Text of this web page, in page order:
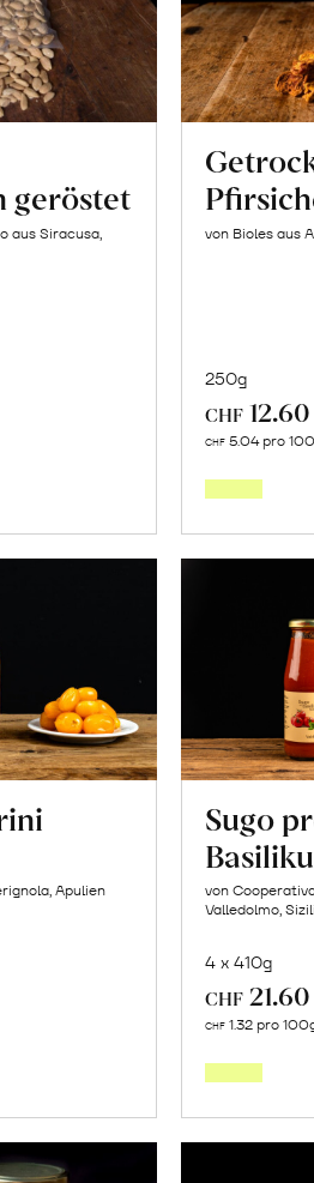
geröstet
aus Siracusa,
von Bioles aus
250g
CHF 12.60
CHF 5.04 pro
Apulien
Sugo
von
Valledolmo,
4 x 410g
CHF 21.60
CHF 1.32 pro